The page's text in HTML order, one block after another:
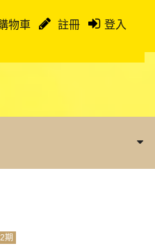
物車 註冊 登入
期